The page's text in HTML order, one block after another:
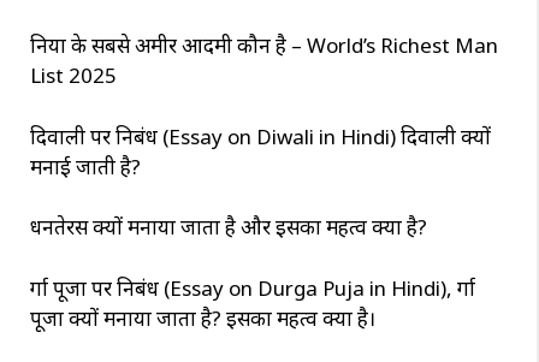
दुनिया के सबसे अमीर आदमी कौन है – World’s Richest Man
List 2025
दिवाली पर निबंध (Essay on Diwali in Hindi) दिवाली क्यों
मनाई जाती है?
धनतेरस क्यों मनाया जाता है और इसका महत्व क्या है?
दुर्गा पूजा पर निबंध (Essay on Durga Puja in Hindi), दुर्गा
पूजा क्यों मनाया जाता है? इसका महत्व क्या है।